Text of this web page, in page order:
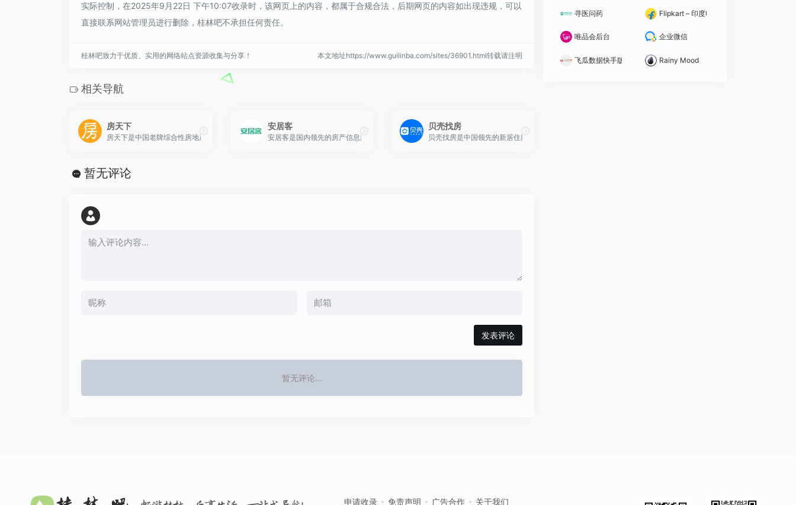
实际控制，在2025年9月22日 下午10:07收录时，该网页上的内容，都属于合规合法，后期网页的内容如出现违规，可以
直接联系网站管理员进行删除，桂林吧不承担任何责任。
桂林吧致力于优质、实用的网络站点资源收集与分享！ 本文地址https://www.guilinba.com/sites/36901.html转载请注明
相关导航
房天下
房天下是中国老牌综合性房地产信息平台，覆盖全国500+城市，提供新房、二手房、租房、装修、土地、房价数据等全方位服务，以海量真实房源、专业市场分析和购房工具著称，是购房者、投资者和业内人士获取楼
安居客
安居客是国内领先的房产信息服务平台，覆盖全国数百城市，提供二手房、新房、租房、商铺、写字楼等真实房源，支持地图找房、VR看房、房贷计算、小区测评等功
贝壳找房
贝壳找房是中国领先的新居住服务平台，聚合链家、德佑等众多房产品牌，通过ACN经纪人协作网络与真房源数据
暂无评论
发表评论
暂无评论...
寻医问药 Flipkart – 印度电商平台
唯品会后台 企业微信
飞瓜数据快手版 Rainy Mood
申请收录 免责声明 广告合作 关于我们